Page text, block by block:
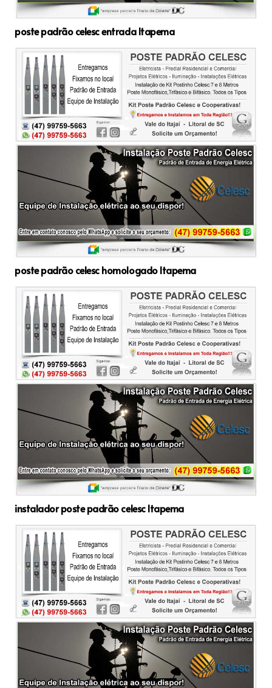
poste padrão celesc entrada Itapema
poste padrão celesc homologado Itapema
instalador poste padrão celesc Itapema